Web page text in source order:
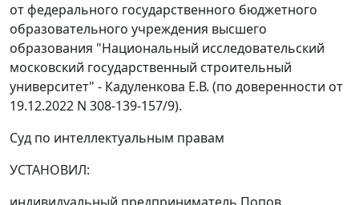
от федерального государственного бюджетного
образовательного учреждения высшего
образования "Национальный исследовательский
московский государственный строительный
университет" - Кадуленкова Е.В. (по доверенности от
19.12.2022 N 308-139-157/9).
Суд по интеллектуальным правам
УСТАНОВИЛ: